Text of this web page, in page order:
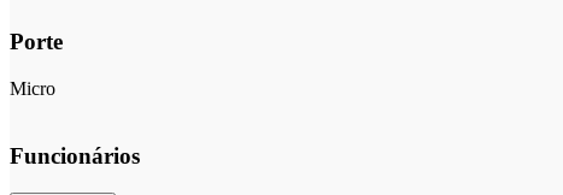
Porte
Micro
Funcionários